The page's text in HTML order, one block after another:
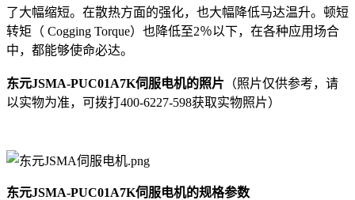
了大幅缩短。在散热方面的强化，也大幅降低马达温升。顿短
转矩（ Cogging Torque）也降低至2％以下，在各种应用场合
中，都能够使命必达。
东元JSMA-PUC01A7K伺服电机的照片 （照片仅供参考，请
以实物为准，可拨打400-6227-598获取实物照片）
东元JSMA-PUC01A7K伺服电机的规格参数